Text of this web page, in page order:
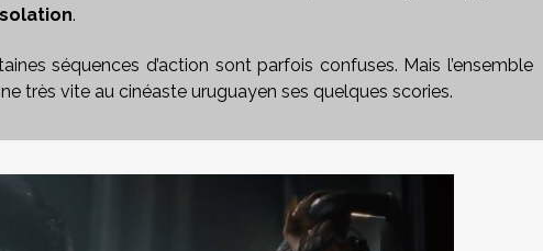
.
séquences d’action sont parfois confuses. Mais l’ensemble
très vite au cinéaste uruguayen ses quelques scories.